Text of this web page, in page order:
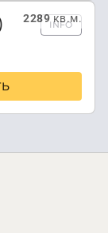
2289кв.м.
INFO